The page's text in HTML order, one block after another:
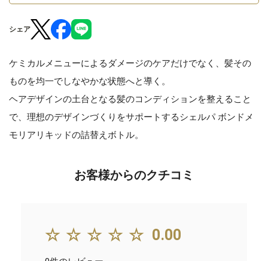
シェア
ケミカルメニューによるダメージのケアだけでなく、髪その
ものを均一でしなやかな状態へと導く。
ヘアデザインの土台となる髪のコンディションを整えること
で、理想のデザインづくりをサポートするシェルパ ボンドメ
モリアリキッドの詰替えボトル。
お客様からのクチコミ
☆☆☆☆☆ 0.00